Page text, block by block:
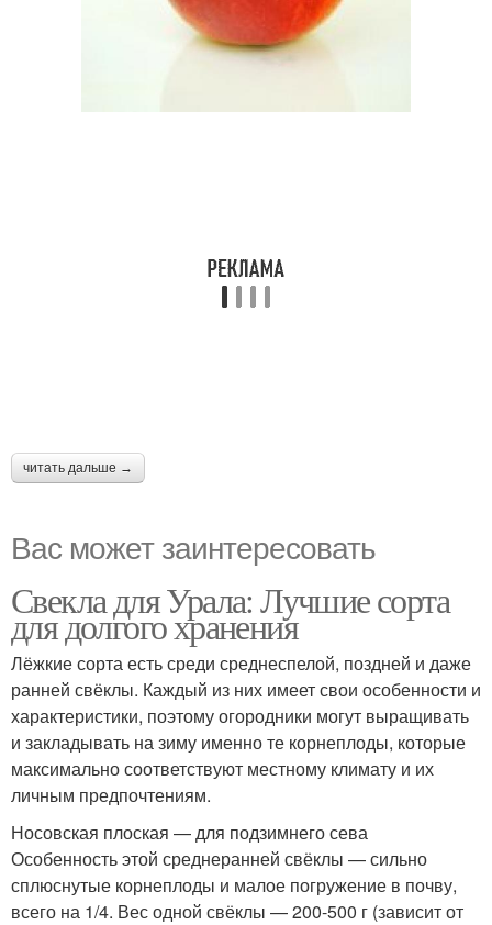
читать дальше →
Вас может заинтересовать
Свекла для Урала: Лучшие сорта
для долгого хранения
Лёжкие сорта есть среди среднеспелой, поздней и даже
ранней свёклы. Каждый из них имеет свои особенности и
характеристики, поэтому огородники могут выращивать
и закладывать на зиму именно те корнеплоды, которые
максимально соответствуют местному климату и их
личным предпочтениям.
Носовская плоская — для подзимнего сева
Особенность этой среднеранней свёклы — сильно
сплюснутые корнеплоды и малое погружение в почву,
всего на 1/4. Вес одной свёклы — 200-500 г (зависит от